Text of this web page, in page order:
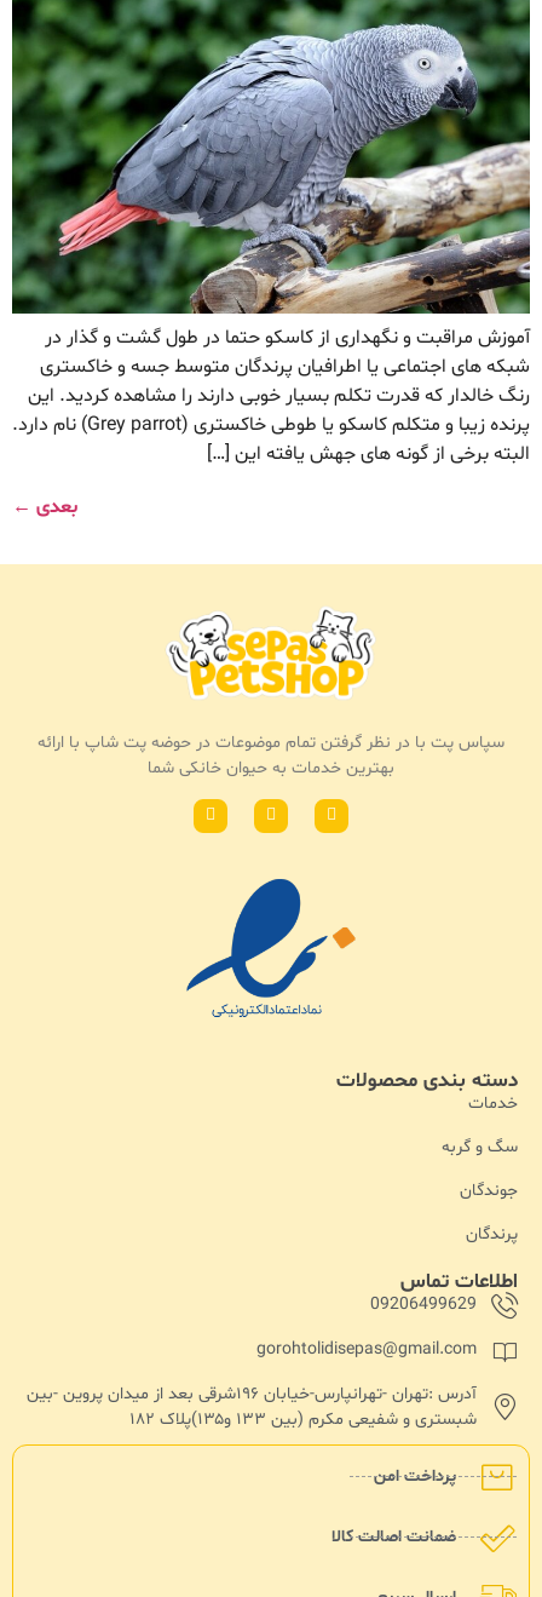
آموزش مراقبت و نگهداری از کاسکو حتما در طول گشت و گذار در
شبکه های اجتماعی یا اطرافیان پرندگان متوسط جسه و خاکستری
رنگ خالدار که قدرت تکلم بسیار خوبی دارند را مشاهده کردید. این
پرنده زیبا و متکلم کاسکو یا طوطی خاکستری (Grey parrot) نام دارد.
البته برخی از گونه های جهش یافته این […]
بعدی ←
پرداخت امن
ضمانت اصالت کالا
اطلاعات تماس
09206499629
gorohtolidisepas@gmail.com
آدرس :تهران -تهرانپارس-خیابان ۱۹۶شرقی بعد از میدان پروین -بین
شبستری و شفیعی مکرم (بین ۱۳۳ و۱۳۵)پلاک ۱۸۲
دسته بندی محصولات
خدمات
سگ و گربه
جوندگان
پرندگان
سپاس پت با در نظر گرفتن تمام موضوعات در حوضه پت شاپ با ارائه
بهترین خدمات به حیوان خانکی شما